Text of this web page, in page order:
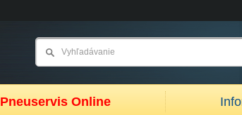
Pneuservis Online